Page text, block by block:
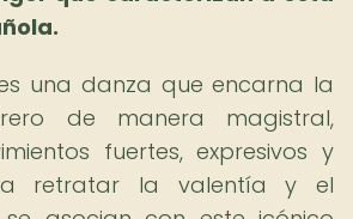
una danza que encarna la
de manera magistral,
fuertes, expresivos y
retratar la valentía y el